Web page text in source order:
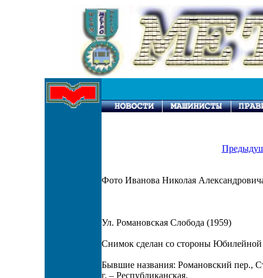
Фото Иванова Николая
Ул. Романовская Слобода (1959)
Снимок сделан со стороны
Бывшие названия: Романовский пер.,
г. – Республиканская.